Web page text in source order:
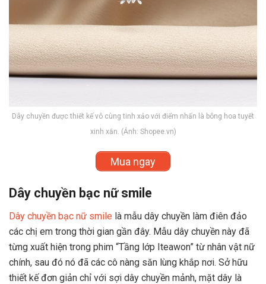
Dây chuyền được thiết kế vô cùng tinh xảo với điểm nhấn là bông hoa tuyết
xinh xắn. (Ảnh: Shopee.vn)
Mua ngay
Dây chuyền bạc nữ smile
Dây chuyền bạc nữ smile là mẫu dây chuyền làm điên đảo
các chị em trong thời gian gần đây. Mẫu dây chuyền này đã
từng xuất hiện trong phim “Tầng lớp Iteawon” từ nhân vật nữ
chính, sau đó nó đã các cô nàng săn lùng khắp nơi. Sở hữu
thiết kế đơn giản chỉ với sợi dây chuyền mảnh, mặt dây là